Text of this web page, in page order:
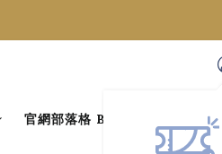
官網部落格 BLOG 藝人穿搭